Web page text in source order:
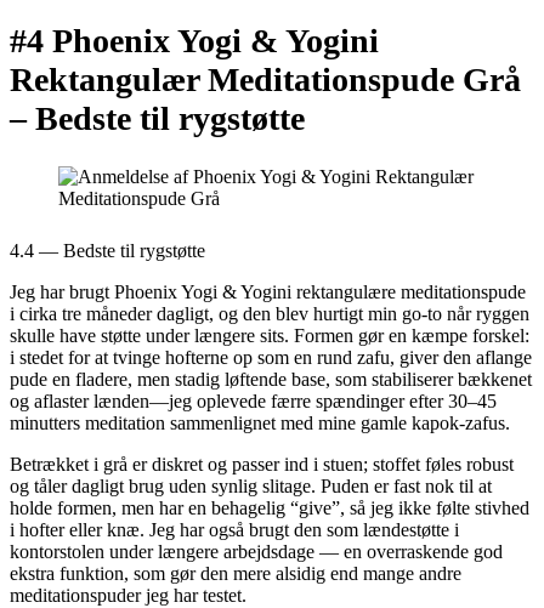
#4 Phoenix Yogi & Yogini
Rektangulær Meditationspude Grå
–Bedste til rygstøtte
4.4 — Bedste til rygstøtte
Jeg har brugt Phoenix Yogi & Yogini rektangulære meditationspude
i cirka tre måneder dagligt, og den blev hurtigt min go-to når ryggen
skulle have støtte under længere sits. Formen gør en kæmpe forskel:
i stedet for at tvinge hofterne op som en rund zafu, giver den aflange
pude en fladere, men stadig løftende base, som stabiliserer bækkenet
og aflaster lænden—jeg oplevede færre spændinger efter 30–45
minutters meditation sammenlignet med mine gamle kapok-zafus.
Betrækket i grå er diskret og passer ind i stuen; stoffet føles robust
og tåler dagligt brug uden synlig slitage. Puden er fast nok til at
holde formen, men har en behagelig “give”, så jeg ikke følte stivhed
i hofter eller knæ. Jeg har også brugt den som lændestøtte i
kontorstolen under længere arbejdsdage — en overraskende god
ekstra funktion, som gør den mere alsidig end mange andre
meditationspuder jeg har testet.